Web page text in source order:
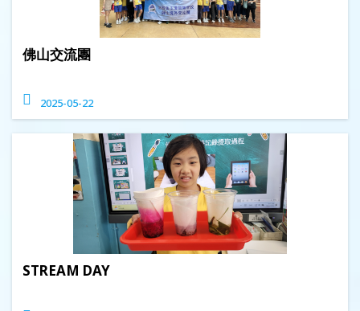
佛山交流團
2025-05-22
STREAM DAY